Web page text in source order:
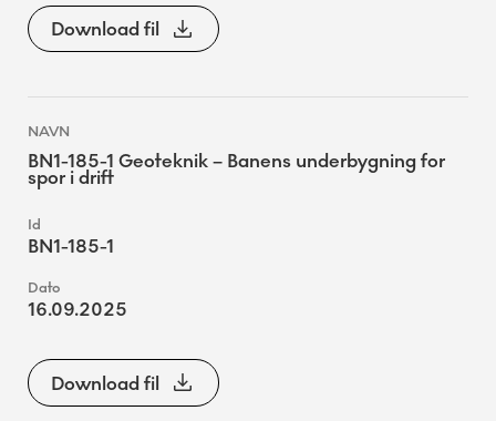
Download fil
BN1-185-1 Geoteknik – Banens underbygning for
spor i drift
BN1-185-1
16.09.2025
Download fil